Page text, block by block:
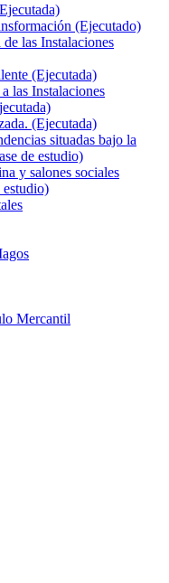
(Ejecutado)
las Instalaciones
(Ejecutada)
las Instalaciones
(Ejecutada)
situadas bajo la
de estudio)
y salones sociales
estudio)
Mercantil